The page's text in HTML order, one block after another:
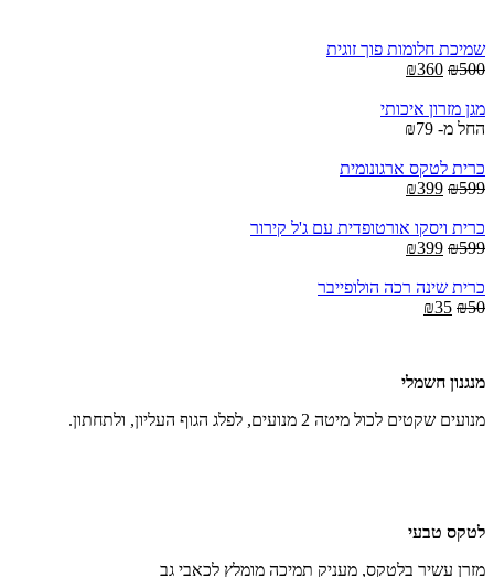
שמיכת חלומות פוך זוגית
₪500
Original
was:
₪500.
₪360
is:
₪360.
מגן מזרון איכותי
החל מ-
₪79
כרית לטקס ארגונומית
₪599
Original
was:
₪599.
₪399
is:
כרית ויסקו אורטופדית עם ג'ל קירור
₪599
Original
was:
₪599.
₪399
is:
כרית שינה רכה הולופייבר
₪50
Original
₪35
מנגנון חשמלי
מנועים שקטים לכול מיטה 2 מנועים, לפלג הגוף העליון, ולתחתון.
לטקס טבעי
מזרן עשיר בלטקס, מעניק תמיכה מומלץ לכאבי גב